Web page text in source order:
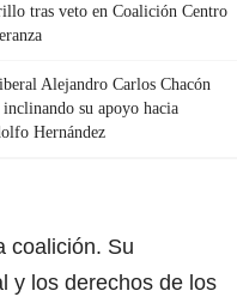
tras veto en Coalición Centro
Alejandro Carlos Chacón
inclinando su apoyo hacia
Hernández
coalición. Su
y los derechos de los